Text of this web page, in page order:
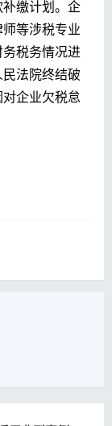
缴计划。企
等涉税专业
税务情况进
法院终结破
企业欠税怠